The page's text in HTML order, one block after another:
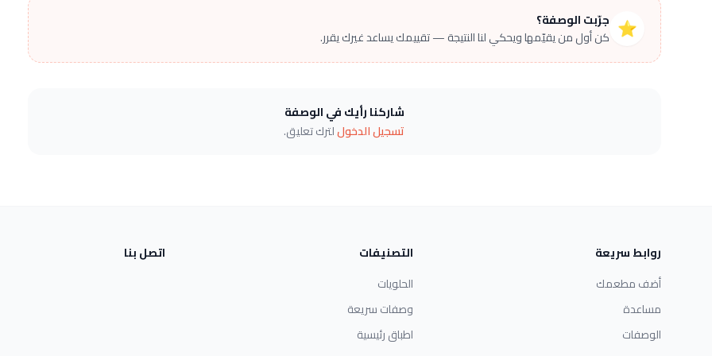
⭐ جرّبت الوصفة؟
كن أول من يقيّمها ويحكي لنا النتيجة — تقييمك يساعد غيرك يقرر.
شاركنا رأيك في الوصفة
تسجيل الدخوللترك تعليق.
روابط سريعة
أضف مطعمك
مساعدة
الوصفات
التصنيفات
الحلويات
وصفات سريعة
اطباق رئيسية
اتصل بنا